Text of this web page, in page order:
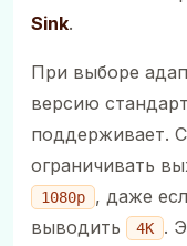
Sink.
При выборе
версию
поддерживает.
ограничивать
1080p , даже
выводить
4K
.